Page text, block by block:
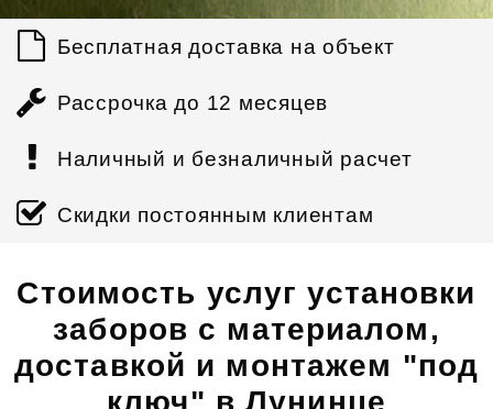
Бесплатная доставка на объект
Рассрочка до 12 месяцев
Наличный и безналичный расчет
Скидки постоянным клиентам
Стоимость услуг установки
заборов с материалом,
доставкой и монтажем "под
ключ" в Лунинце